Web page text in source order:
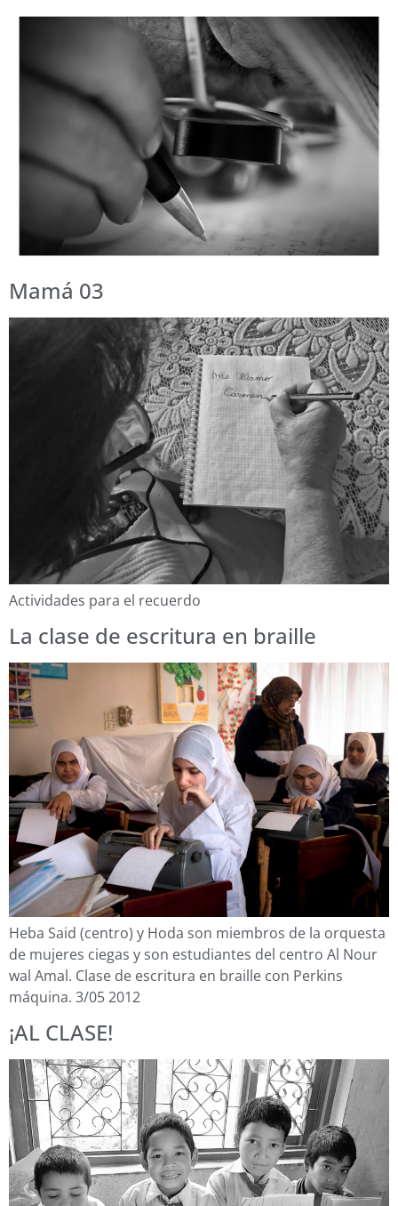
Mamá 03
Actividades para el recuerdo
La clase de escritura en braille
Heba Said (centro) y Hoda son miembros de la orquesta
de mujeres ciegas y son estudiantes del centro Al Nour
wal Amal. Clase de escritura en braille con Perkins
máquina. 3/05 2012
¡AL CLASE!